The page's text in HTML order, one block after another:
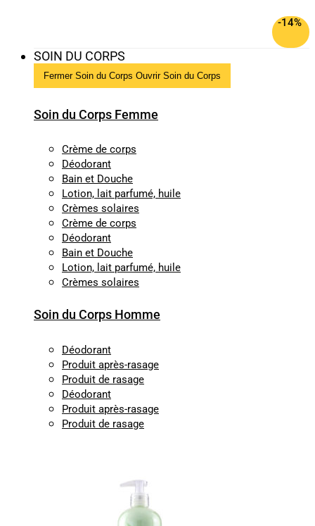
-14%
SOIN DU CORPS
Fermer Soin du Corps Ouvrir Soin du Corps
Soin du Corps Femme
Crème de corps
Déodorant
Bain et Douche
Lotion, lait parfumé, huile
Crèmes solaires
Crème de corps
Déodorant
Bain et Douche
Lotion, lait parfumé, huile
Crèmes solaires
Soin du Corps Homme
Déodorant
Produit après-rasage
Produit de rasage
Déodorant
Produit après-rasage
Produit de rasage